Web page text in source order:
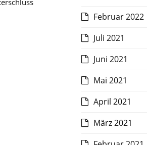
Februar 2022
Juli 2021
Juni 2021
Mai 2021
April 2021
März 2021